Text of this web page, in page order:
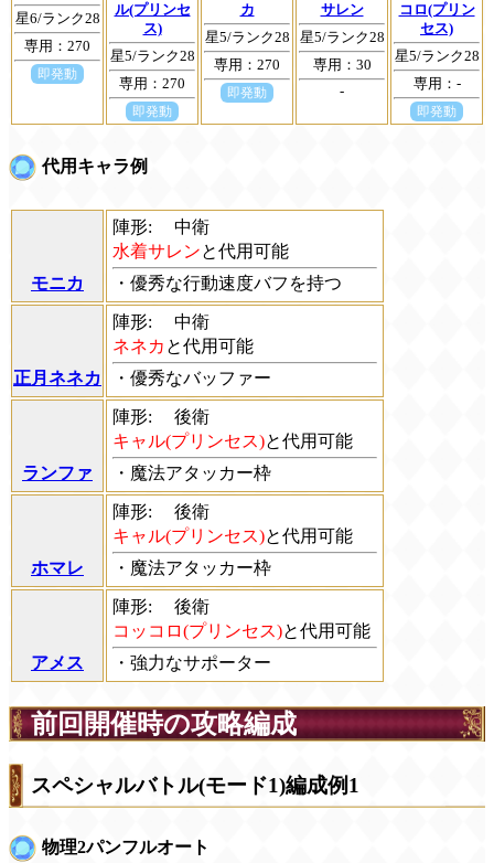
星6/ランク28
専用：270
即発動
ル(プリンセ
ス)
星5/ランク28
専用：270
即発動
カ
星5/ランク28
専用：270
即発動
サレン
星5/ランク28
専用：30
-
コロ(プリン
セス)
星5/ランク28
専用：-
即発動
代用キャラ例
モニカ
陣形:
中衛
水着サレンと代用可能
・優秀な行動速度バフを持つ
正月ネネカ
陣形:
中衛
ネネカ と代用可能
・優秀なバッファー
ランファ
陣形:
後衛
キャル(プリンセス)と代用可能
・魔法アタッカー枠
ホマレ
陣形:
後衛
キャル(プリンセス)と代用可能
・魔法アタッカー枠
アメス
陣形:
後衛
コッコロ(プリンセス)と代用可能
・強力なサポーター
前回開催時の攻略編成
スペシャルバトル(モード1)編成例1
物理2パンフルオート